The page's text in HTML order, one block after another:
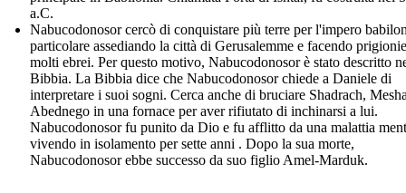
a.C.
Nabucodonosor cercò di conquistare più terre per l'impero
particolare assediando la città di Gerusalemme e facendo
molti ebrei. Per questo motivo, Nabucodonosor è stato descritto
Bibbia. La Bibbia dice che Nabucodonosor chiede a Daniele di
interpretare i suoi sogni. Cerca anche di bruciare Shadrach,
Abednego in una fornace per aver rifiutato di inchinarsi a lui.
Nabucodonosor fu punito da Dio e fu afflitto da una malattia
vivendo in isolamento per sette anni . Dopo la sua morte,
Nabucodonosor ebbe successo da suo figlio Amel-Marduk.